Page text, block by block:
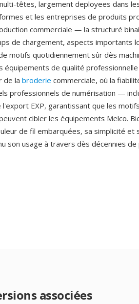
têtes, largement deployees dans
et les entreprises de produits
commerciale — la structuré
de chargement, aspects importants
motifs quotidiennement sûr dès
de qualité
de la broderie commerciale, où la
professionnels de numérisation —
EXP, garantissant que les
cibler les équipements Melco.
de fil embarquées, sa simplicité et
son usage à travers dès décennies
associées